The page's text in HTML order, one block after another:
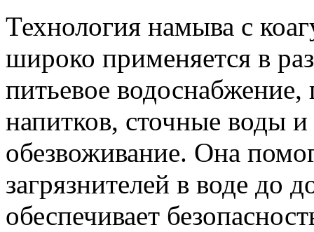
Технология намыва с
широко применяется в
питьевое
напитков, сточные воды
обезвоживание. Она
загрязнителей в воде до
обеспечивает